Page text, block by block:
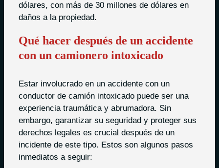
dólares, con más de 30 millones de dólares en
daños a la propiedad.
Qué hacer después de un accidente
con un camionero intoxicado
Estar involucrado en un accidente con un
conductor de camión intoxicado puede ser una
experiencia traumática y abrumadora. Sin
embargo, garantizar su seguridad y proteger sus
derechos legales es crucial después de un
incidente de este tipo. Estos son algunos pasos
inmediatos a seguir: